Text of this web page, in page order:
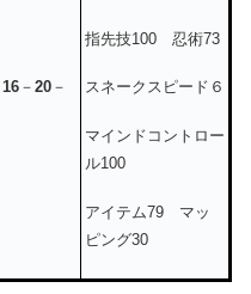
16 － 20 －
指先技100 忍術73
スネークスピード６
マインドコントロー
ル100
アイテム79 マッ
ピング30